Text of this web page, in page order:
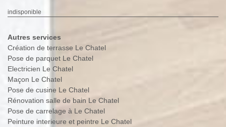
indisponible
Autres services
Création de terrasse Le Chatel
Pose de parquet Le Chatel
Electricien Le Chatel
Maçon Le Chatel
Pose de cusine Le Chatel
Rénovation salle de bain Le Chatel
Pose de carrelage à Le Chatel
Peinture interieure et peintre Le Chatel